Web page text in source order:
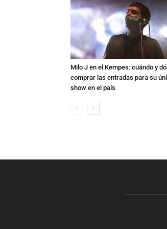
Milo J en el Kempes: cuándo y
comprar las entradas para su
show en el país